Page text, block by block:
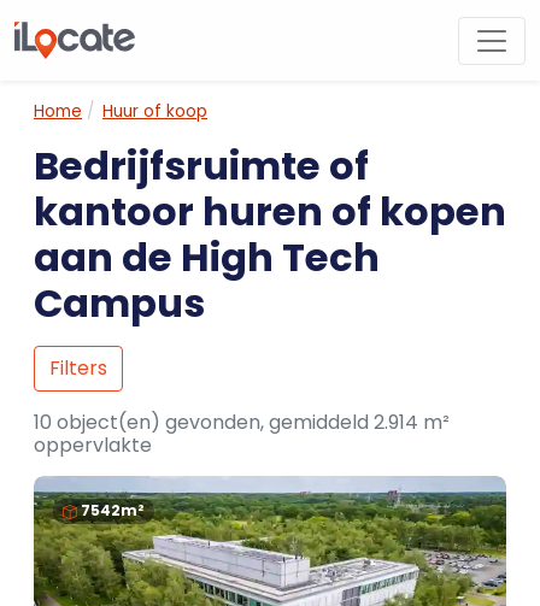
Home Huur of koop
Bedrijfsruimte of
kantoor huren of kopen
aan de High Tech
Campus
Filters
10 object(en) gevonden, gemiddeld 2.914 m²
oppervlakte
7542m²